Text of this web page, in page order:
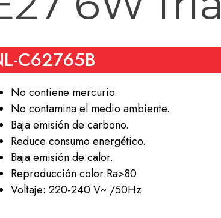
C62765B
No contiene mercurio.
No contamina el medio ambiente.
Baja emisión de carbono.
Reduce consumo energético.
Baja emisión de calor.
Reproducción color:Ra>80
Voltaje: 220-240 V~ /50Hz